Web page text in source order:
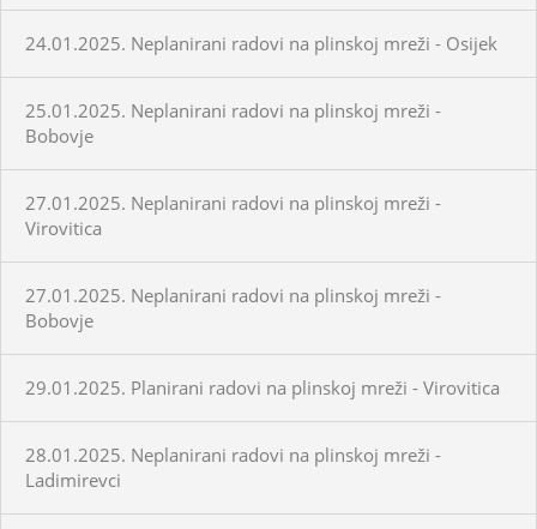
24.01.2025. Neplanirani radovi na plinskoj mreži - Osijek
25.01.2025. Neplanirani radovi na plinskoj mreži -
Bobovje
27.01.2025. Neplanirani radovi na plinskoj mreži -
Virovitica
27.01.2025. Neplanirani radovi na plinskoj mreži -
Bobovje
29.01.2025. Planirani radovi na plinskoj mreži - Virovitica
28.01.2025. Neplanirani radovi na plinskoj mreži -
Ladimirevci